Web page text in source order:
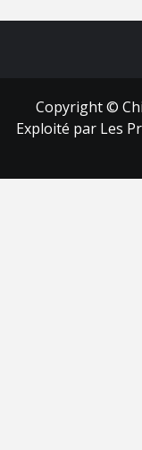
Copyright ©
Exploité par Les